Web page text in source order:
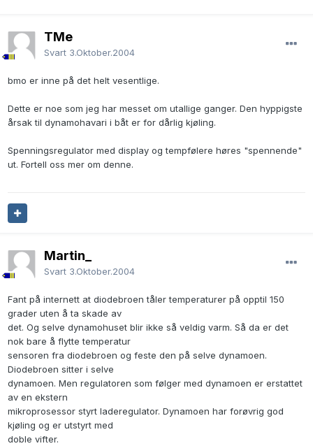
TMe
Svart 3.Oktober.2004
bmo er inne på det helt vesentlige.
Dette er noe som jeg har messet om utallige ganger. Den hyppigste
årsak til dynamohavari i båt er for dårlig kjøling.
Spenningsregulator med display og tempfølere høres "spennende"
ut. Fortell oss mer om denne.
Martin_
Svart 3.Oktober.2004
Fant på internett at diodebroen tåler temperaturer på opptil 150
grader uten å ta skade av
det. Og selve dynamohuset blir ikke så veldig varm. Så da er det
nok bare å flytte temperatur
sensoren fra diodebroen og feste den på selve dynamoen.
Diodebroen sitter i selve
dynamoen. Men regulatoren som følger med dynamoen er erstattet
av en ekstern
mikroprosessor styrt laderegulator. Dynamoen har forøvrig god
kjøling og er utstyrt med
doble vifter.